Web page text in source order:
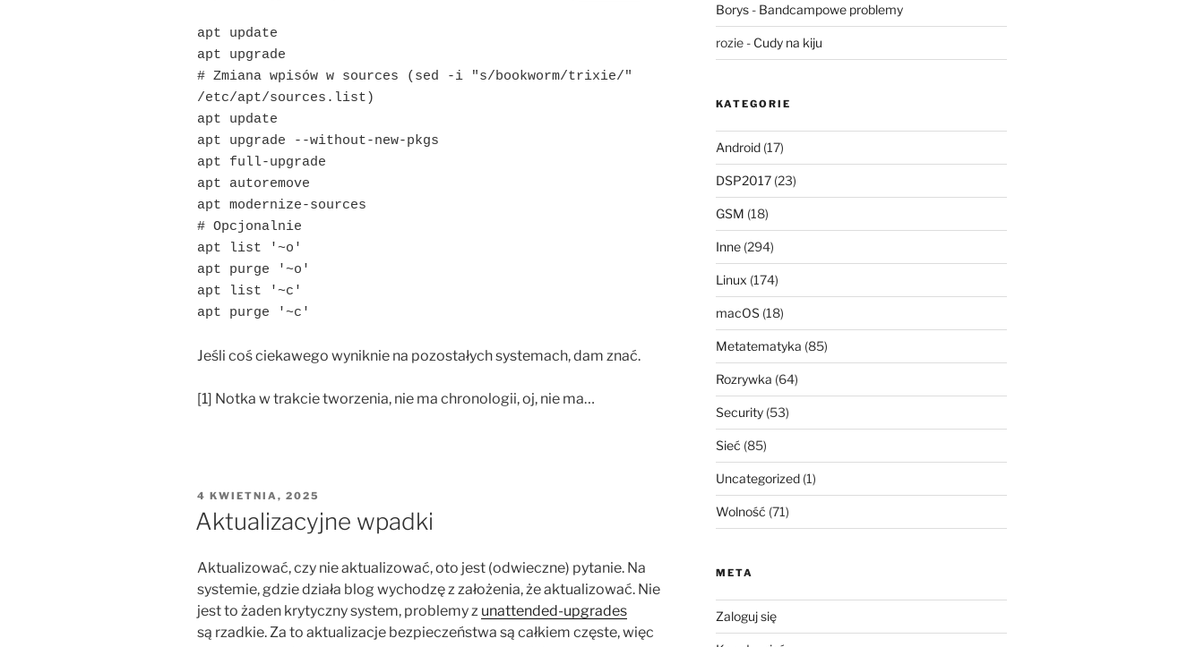
apt update
apt upgrade
# Zmiana wpisów w sources (sed -i "s/bookworm/trixie/"
/etc/apt/sources.list)
apt update
apt upgrade --without-new-pkgs
apt full-upgrade
apt autoremove
apt modernize-sources
# Opcjonalnie
apt list '~o'
apt purge '~o'
apt list '~c'
apt purge '~c'
Jeśli coś ciekawego wyniknie na pozostałych systemach, dam znać.
[1] Notka w trakcie tworzenia, nie ma chronologii, oj, nie ma…
OPUBLIKOWANE
4 KWIETNIA, 2025
Aktualizacyjne wpadki
Aktualizować, czy nie aktualizować, oto jest (odwieczne) pytanie. Na
systemie, gdzie działa blog wychodzę z założenia, że aktualizować. Nie
jest to żaden krytyczny system, problemy z unattended-upgrades
są rzadkie. Za to aktualizacje bezpieczeństwa są całkiem częste, więc
Borys- Bandcampowe problemy
rozie- Cudy na kiju
KATEGORIE
Android(17)
DSP2017(23)
GSM (18)
Inne(294)
Linux (174)
macOS(18)
Metatematyka (85)
Rozrywka (64)
Security(53)
Sieć (85)
Uncategorized(1)
Wolność (71)
META
Zaloguj się